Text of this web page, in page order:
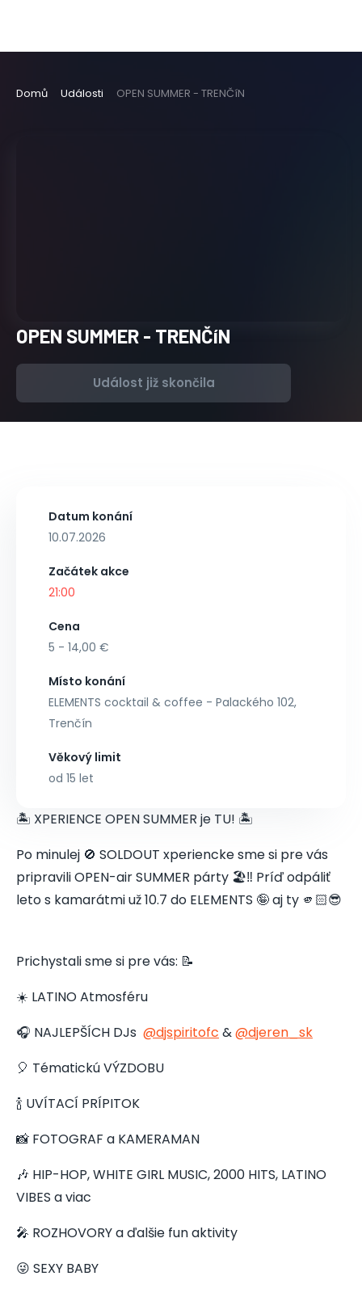
Domů Události OPEN SUMMER - TRENČíN
OPEN SUMMER - TRENČíN
Událost již skončila
Datum konání
10.07.2026
Začátek akce
21:00
Cena
5 - 14,00 €
Místo konání
ELEMENTS cocktail & coffee - Palackého 102,
Trenčín
Věkový limit
od 15 let
🏝️ XPERIENCE OPEN SUMMER je TU! 🏝️
Po minulej 🚫 SOLDOUT xperiencke sme si pre vás
pripravili OPEN-air SUMMER párty 🏖️‼️ Príď odpáliť
leto s kamarátmi už 10.7 do ELEMENTS 🤪 aj ty 🫵🏻😎
Prichystali sme si pre vás: 📝
☀️ LATINO Atmosféru
🎧 NAJLEPŠÍCH DJs @djspiritofc &@djeren_sk
🎈 Tématickú VÝZDOBU
🍾 UVÍTACÍ PRÍPITOK
📸 FOTOGRAF a KAMERAMAN
🎶 HIP-HOP, WHITE GIRL MUSIC, 2000 HITS, LATINO
VIBES a viac
🎤 ROZHOVORY a ďalšie fun aktivity
😜 SEXY BABY